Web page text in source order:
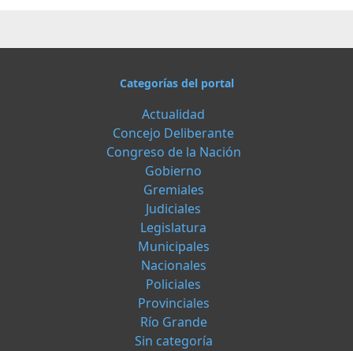
Categorías del portal
Actualidad
Concejo Deliberante
Congreso de la Nación
Gobierno
Gremiales
Judiciales
Legislatura
Municipales
Nacionales
Policiales
Provinciales
Río Grande
Sin categoría